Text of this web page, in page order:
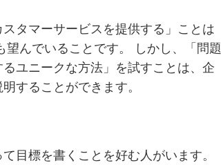
タマーサービスを提供する」ことは
んでいることです。 しかし、「問題
ユニークな方法」を試すことは、企
することができます。
目標を書くことを好む人がいます。